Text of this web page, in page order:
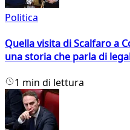
Politica
Quella visita di Scalfaro a
una storia che parla di
1 min di lettura